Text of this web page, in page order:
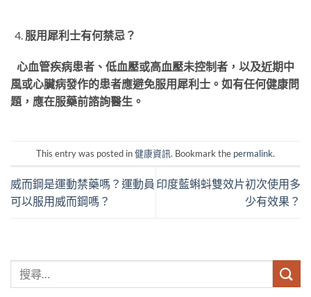
服用犀利士有何禁忌？
心血管疾病患者、低血壓或高血壓未控制者，以及近期中
風或心臟病發作的患者應避免服用犀利士。如有任何健康問
題，應在服藥前諮詢醫生。
This entry was posted in健康資訊. Bookmark the permalink.
威而鋼是運動禁藥嗎？運動員
可以服用威而鋼嗎？
印度藍蝌蚪雙效片初次使用多
少有效果？